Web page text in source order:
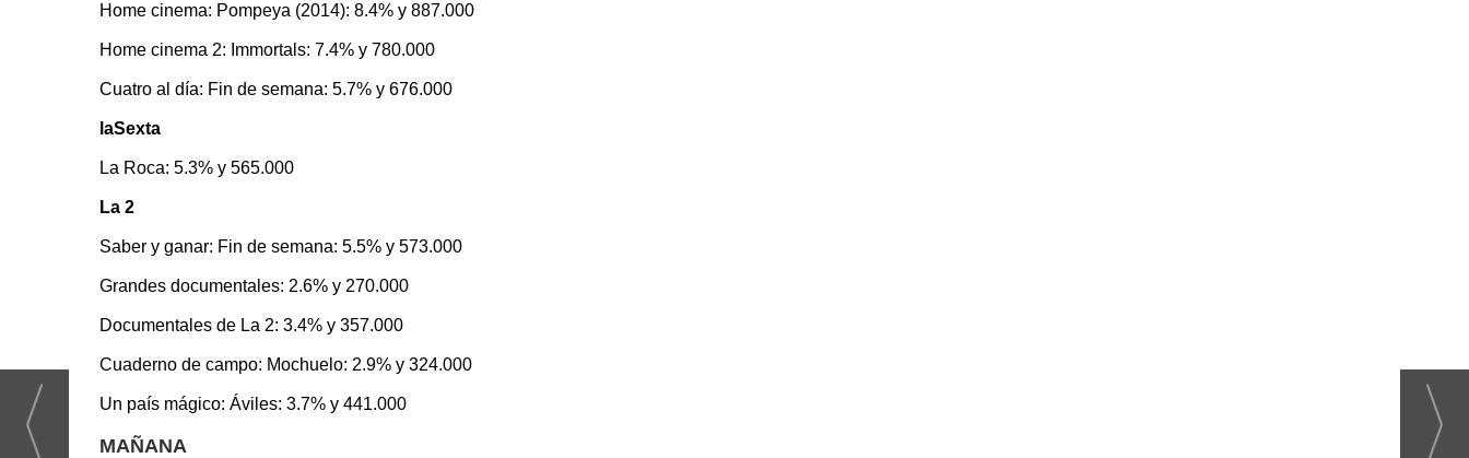
Home cinema: Pompeya (2014): 8.4% y 887.000
Home cinema 2: Immortals: 7.4% y 780.000
Cuatro al día: Fin de semana: 5.7% y 676.000
laSexta
La Roca: 5.3% y 565.000
La 2
Saber y ganar: Fin de semana: 5.5% y 573.000
Grandes documentales: 2.6% y 270.000
Documentales de La 2: 3.4% y 357.000
Cuaderno de campo: Mochuelo: 2.9% y 324.000
Un país mágico: Áviles: 3.7% y 441.000
MAÑANA